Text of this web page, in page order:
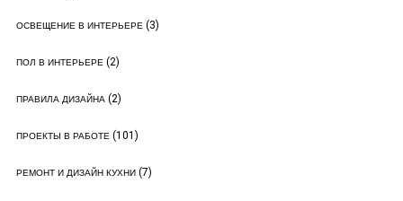
ОСВЕЩЕНИЕ В ИНТЕРЬЕРЕ (3)
ПОЛ В ИНТЕРЬЕРЕ (2)
ПРАВИЛА ДИЗАЙНА (2)
ПРОЕКТЫ В РАБОТЕ (101)
РЕМОНТ И ДИЗАЙН КУХНИ(7)